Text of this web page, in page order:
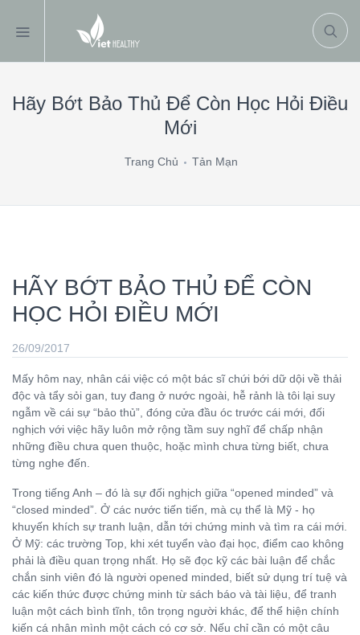
Hãy Bớt Bảo Thủ Để Còn Học Hỏi Điều
Mới
Trang Chủ Tản Mạn
HÃY BỚT BẢO THỦ ĐỂ CÒN
HỌC HỎI ĐIỀU MỚI
26/09/2017
Mấy hôm nay, nhân cái việc có một bác sĩ chứi bới dữ dội về thải
độc và tẩy sỏi gan, tuy đang ở nước ngoài, hễ rảnh là tôi lại suy
ngẫm về cái sự “bảo thủ”, đóng cửa đầu óc trước cái mới, đối
nghịch với việc hãy luôn mở rộng tầm suy nghĩ để chấp nhận
những điều chưa quen thuộc, hoặc mình chưa từng biết, chưa
từng nghe đến.
Trong tiếng Anh – đó là sự đối nghịch giữa “opened minded” và
“closed minded”. Ở các nước tiến tiến, mà cụ thể là Mỹ - họ
khuyến khích sự tranh luận, dẫn tới chứng minh và tìm ra cái mới.
Ở Mỹ: các trường Top, khi xét tuyển vào đại học, điểm cao không
phải là điều quan trọng nhất. Họ sẽ đọc kỹ các bài luận để chắc
chắn sinh viên đó là người opened minded, biết sử dụng trí tuệ và
các kiến thức được chứng minh từ sách báo và tài liệu, để tranh
luận một cách bình tĩnh, tôn trọng người khác, để thể hiện chính
kiến cá nhân mình một cách có cơ sở. Nếu chỉ cần có một câu